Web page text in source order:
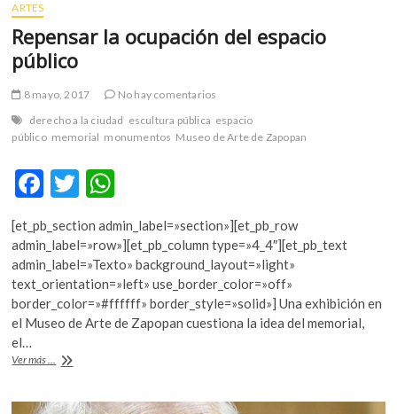
ARTES
Repensar la ocupación del espacio
público
8 mayo, 2017
No hay comentarios
derecho a la ciudad escultura pública espacio
público memorial monumentos Museo de Arte de Zapopan
F
e
b
o
o
k
T
itt
er
at
s
A
p
[et_pb_section admin_label=»section»][et_pb_row
admin_label=»row»][et_pb_column type=»4_4″][et_pb_text
admin_label=»Texto» background_layout=»light»
text_orientation=»left» use_border_color=»off»
border_color=»#ffffff» border_style=»solid»] Una exhibición en
el Museo de Arte de Zapopan cuestiona la idea del memorial,
el…
Ver más ...
Repensar
del